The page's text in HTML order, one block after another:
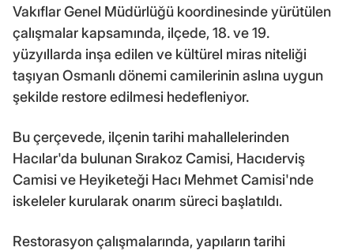
Vakıflar Genel Müdürlüğü koordinesinde yürütülen
çalışmalar kapsamında, ilçede, 18. ve 19.
yüzyıllarda inşa edilen ve kültürel miras niteliği
taşıyan Osmanlı dönemi camilerinin aslına uygun
şekilde restore edilmesi hedefleniyor.
Bu çerçevede, ilçenin tarihi mahallelerinden
Hacılar'da bulunan Sırakoz Camisi, Hacıderviş
Camisi ve Heyiketeği Hacı Mehmet Camisi'nde
iskeleler kurularak onarım süreci başlatıldı.
Restorasyon çalışmalarında, yapıların tarihi